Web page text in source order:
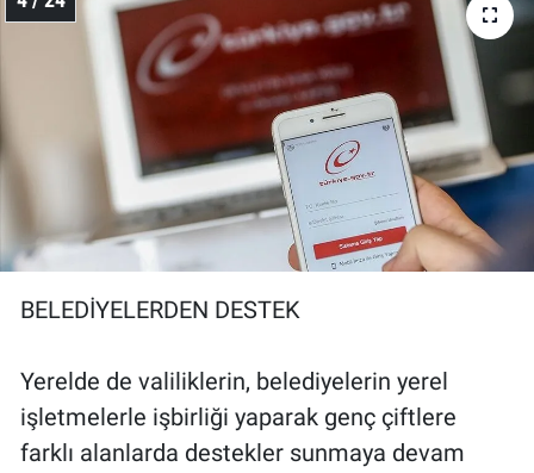
BELEDİYELERDEN DESTEK
Yerelde de valiliklerin, belediyelerin yerel
işletmelerle işbirliği yaparak genç çiftlere
farklı alanlarda destekler sunmaya devam